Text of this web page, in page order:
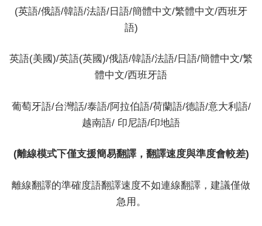
(英語/俄語/韓語/法語/日語/簡體中文/繁體中文/西班牙
語)
英語(美國)/英語(英國)/俄語/韓語/法語/日語/簡體中文/繁
體中文/西班牙語
葡萄牙語/台灣話/泰語/阿拉伯語/荷蘭語/德語/意大利語/
越南語/ 印尼語/印地語
(離線模式下僅支援簡易翻譯，翻譯速度與準度會較差)
離線翻譯的準確度語翻譯速度不如連線翻譯，建議僅做
急用。